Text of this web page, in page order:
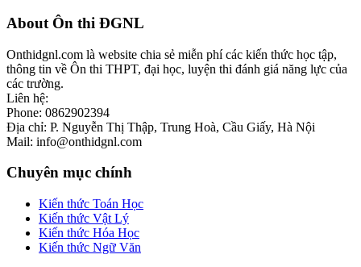
Footer
About Ôn thi ĐGNL
Onthidgnl.com là website chia sẻ miễn phí các kiến thức học tập,
thông tin về Ôn thi THPT, đại học, luyện thi đánh giá năng lực của
các trường.
Liên hệ:
Phone: 0862902394
Địa chỉ: P. Nguyễn Thị Thập, Trung Hoà, Cầu Giấy, Hà Nội
Mail: info@onthidgnl.com
Chuyên mục chính
Kiến thức Toán Học
Kiến thức Vật Lý
Kiến thức Hóa Học
Kiến thức Ngữ Văn